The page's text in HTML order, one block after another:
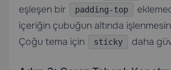
eşleşen bir
padding-top
içeriğin çubuğun altında
Çoğu tema için
sticky daha